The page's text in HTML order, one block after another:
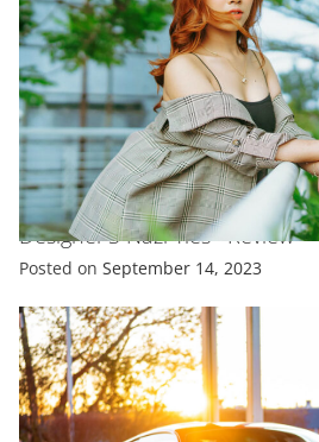
ENTERTAINMENT FASHION TRENDING
V&A’S Coco Chanel Exhibit
Designer’S Nazi Ties –Review
Posted on September 14, 2023